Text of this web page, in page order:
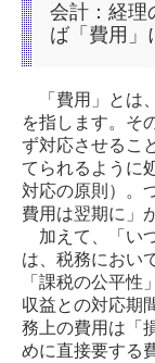
会計：経
ば「費用」
「費用」とは
を指します。そ
ず対応させるこ
てられるように
対応の原則）。
費用は翌期に」
加えて、「い
は、税務におい
「課税の公平
収益との対応期
務上の費用は「
めに直接要する